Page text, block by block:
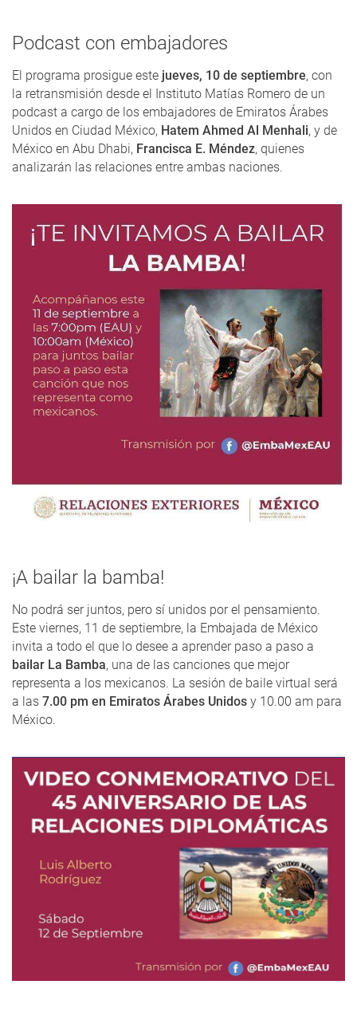
Podcast con embajadores
El programa prosigue este jueves, 10 de septiembre, con
la retransmisión desde el Instituto Matías Romero de un
podcast a cargo de los embajadores de Emiratos Árabes
Unidos en Ciudad México, Hatem Ahmed Al Menhali, y de
México en Abu Dhabi, Francisca E. Méndez, quienes
analizarán las relaciones entre ambas naciones.
¡A bailar la bamba!
No podrá ser juntos, pero sí unidos por el pensamiento.
Este viernes, 11 de septiembre, la Embajada de México
invita a todo el que lo desee a aprender paso a paso a
bailar La Bamba, una de las canciones que mejor
representa a los mexicanos. La sesión de baile virtual será
a las 7.00 pm en Emiratos Árabes Unidos y 10.00 am para
México.